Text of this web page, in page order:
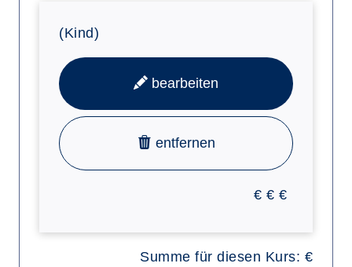
(Kind)
bearbeiten
entfernen
€ € €
Summe für diesen Kurs: €